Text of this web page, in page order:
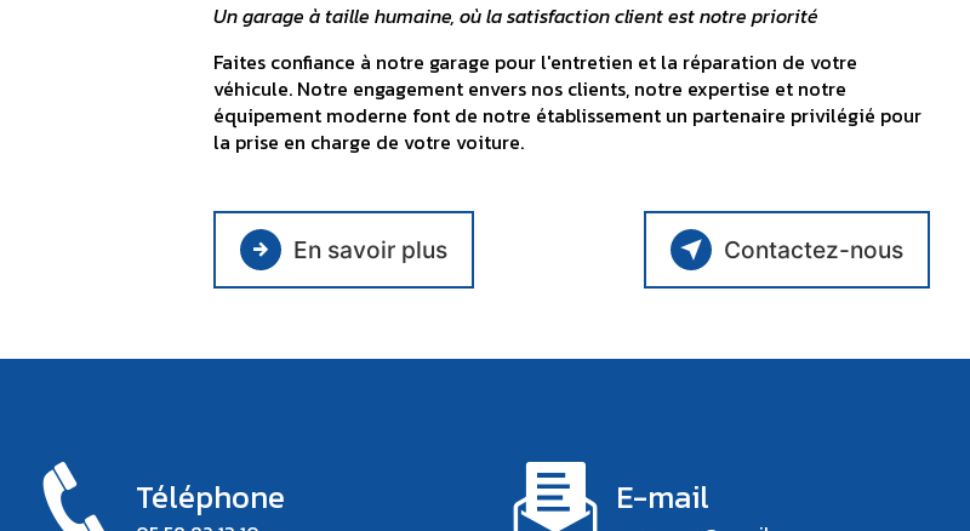
Un garage à taille humaine, où la satisfaction client est notre priorité
Faites confiance à notre garage pour l'entretien et la réparation de votre
véhicule. Notre engagement envers nos clients, notre expertise et notre
équipement moderne font de notre établissement un partenaire privilégié pour
la prise en charge de votre voiture.
En savoir plus Contactez-nous
Téléphone E-mail